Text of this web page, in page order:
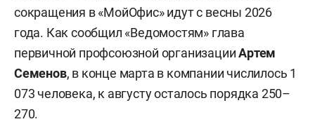
сокращения в «МойОфис» идут с весны 2026
года. Как сообщил «Ведомостям» глава
первичной профсоюзной организацииАртем
Семенов, в конце марта в компании числилось 1
073 человека, к августу осталось порядка 250–
270.